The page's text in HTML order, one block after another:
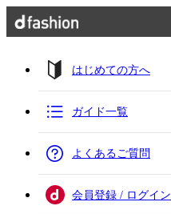
はじめての方へ
ガイド一覧
よくあるご質問
会員登録 / ログイン